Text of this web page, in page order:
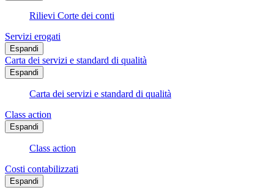
Rilievi Corte dei conti
Servizi erogati
Espandi
Carta dei servizi e standard di qualità
Espandi
Carta dei servizi e standard di qualità
Class action
Espandi
Class action
Costi contabilizzati
Espandi